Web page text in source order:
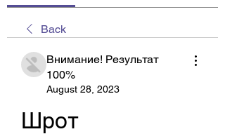
Back
Внимание! Результат
100%
August 28, 2023
Шрот